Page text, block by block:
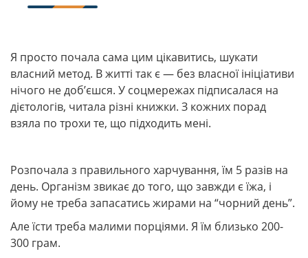
Я просто почала сама цим цікавитись, шукати
власний метод. В житті так є — без власної ініціативи
нічого не доб’єшся. У соцмережах підписалася на
дієтологів, читала різні книжки. З кожних порад
взяла по трохи те, що підходить мені.
Розпочала з правильного харчування, їм 5 разів на
день. Організм звикає до того, що завжди є їжа, і
йому не треба запасатись жирами на “чорний день”.
Але їсти треба малими порціями. Я їм близько 200-
300 грам.